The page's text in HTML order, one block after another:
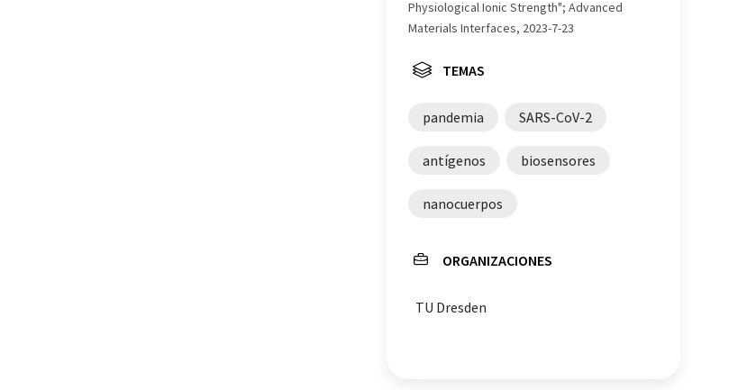
Physiological Ionic Strength"; Advanced
Materials Interfaces, 2023-7-23
TEMAS
pandemia SARS-CoV-2
antígenos biosensores
nanocuerpos
ORGANIZACIONES
TU Dresden